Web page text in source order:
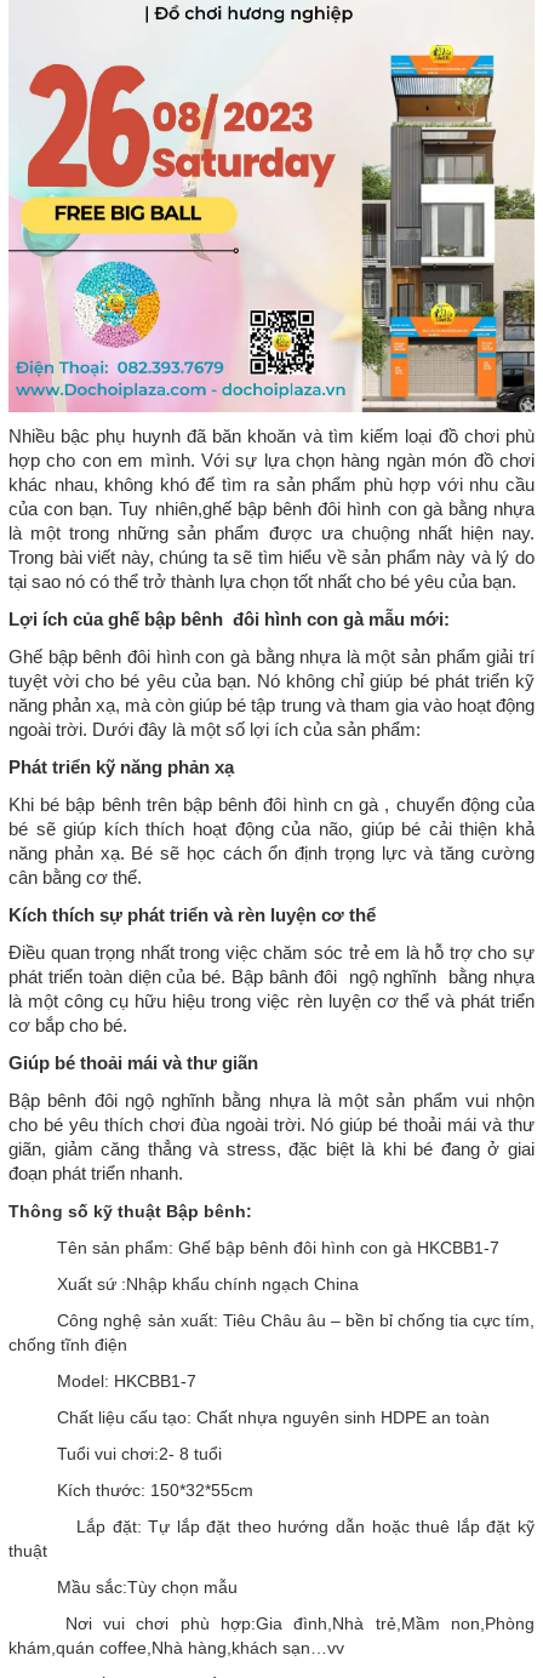
Nhiều bậc phụ huynh đã băn khoăn và tìm kiếm loại đồ chơi phù
hợp cho con em mình. Với sự lựa chọn hàng ngàn món đồ chơi
khác nhau, không khó để tìm ra sản phẩm phù hợp với nhu cầu
của con bạn. Tuy nhiên,ghế bập bênh đôi hình con gà bằng nhựa
là một trong những sản phẩm được ưa chuộng nhất hiện nay.
Trong bài viết này, chúng ta sẽ tìm hiểu về sản phẩm này và lý do
tại sao nó có thể trở thành lựa chọn tốt nhất cho bé yêu của bạn.
Lợi ích của ghế bập bênh đôi hình con gà mẫu mới:
Ghế bập bênh đôi hình con gà bằng nhựa là một sản phẩm giải trí
tuyệt vời cho bé yêu của bạn. Nó không chỉ giúp bé phát triển kỹ
năng phản xạ, mà còn giúp bé tập trung và tham gia vào hoạt động
ngoài trời. Dưới đây là một số lợi ích của sản phẩm:
Phát triển kỹ năng phản xạ
Khi bé bập bênh trên bập bênh đôi hình cn gà , chuyển động của
bé sẽ giúp kích thích hoạt động của não, giúp bé cải thiện khả
năng phản xạ. Bé sẽ học cách ổn định trọng lực và tăng cường
cân bằng cơ thể.
Kích thích sự phát triển và rèn luyện cơ thể
Điều quan trọng nhất trong việc chăm sóc trẻ em là hỗ trợ cho sự
phát triển toàn diện của bé. Bập bânh đôi ngộ nghĩnh bằng nhựa
là một công cụ hữu hiệu trong việc rèn luyện cơ thể và phát triển
cơ bắp cho bé.
Giúp bé thoải mái và thư giãn
Bập bênh đôi ngộ nghĩnh bằng nhựa là một sản phẩm vui nhộn
cho bé yêu thích chơi đùa ngoài trời. Nó giúp bé thoải mái và thư
giãn, giảm căng thẳng và stress, đặc biệt là khi bé đang ở giai
đoạn phát triển nhanh.
Thông số kỹ thuật Bập bênh:
Tên sản phẩm: Ghế bập bênh đôi hình con gà HKCBB1-7
Xuất sứ :Nhập khẩu chính ngạch China
Công nghệ sản xuất: Tiêu Châu âu – bền bỉ chống tia cực tím,
chống tĩnh điện
Model: HKCBB1-7
Chất liệu cấu tạo: Chất nhựa nguyên sinh HDPE an toàn
Tuổi vui chơi:2- 8 tuổi
Kích thước: 150*32*55cm
Lắp đặt: Tự lắp đặt theo hướng dẫn hoặc thuê lắp đặt kỹ
thuật
Mầu sắc:Tùy chọn mẫu
Nơi vui chơi phù hợp:Gia đình,Nhà trẻ,Mầm non,Phòng
khám,quán coffee,Nhà hàng,khách sạn…vv